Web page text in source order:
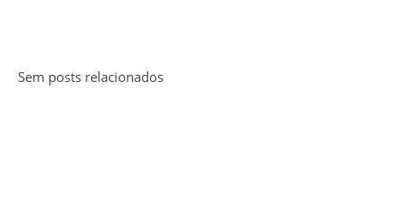
Sem posts relacionados